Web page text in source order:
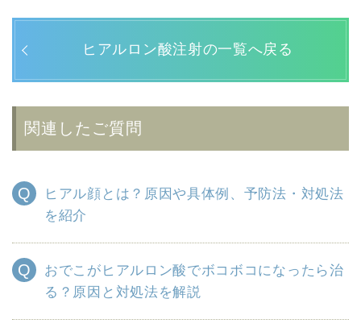
ヒアルロン酸注射の一覧へ戻る
関連したご質問
ヒアル顔とは？原因や具体例、予防法・対処法
を紹介
おでこがヒアルロン酸でボコボコになったら治
る？原因と対処法を解説